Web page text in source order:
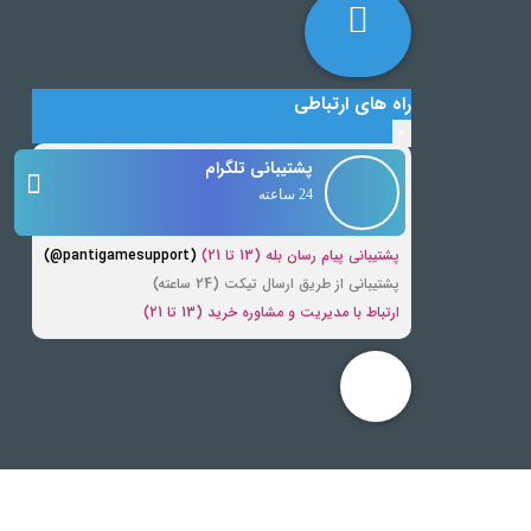
راه های ارتباطی
پشتیبانی تلگرام
24 ساعته
پشتیبانی پیام رسان بله (13 تا 21)
(pantigamesupport@)
پشتیبانی از طریق ارسال تیکت (24 ساعته)
ارتباط با مدیریت و مشاوره خرید (13 تا 21)